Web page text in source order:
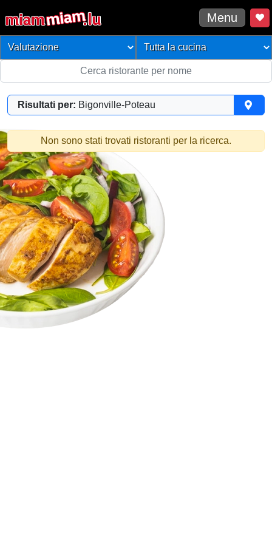
Menu
Risultati per: Bigonville-Poteau
Non sono stati trovati ristoranti per la ricerca.